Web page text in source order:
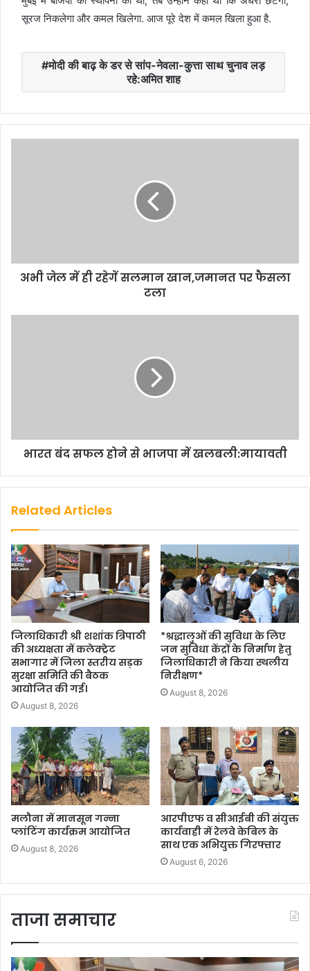
सूरज निकलेगा और कमल खिलेगा. आज पूरे देश में कमल खिला हुआ है.
मोदी की बाढ़ के डर से सांप-नेवला-कुत्ता साथ चुनाव लड़
रहे:अमित शाह
अभी जेल में ही रहेगें सलमान खान,जमानत पर फैसला
टला
भारत बंद सफल होने से भाजपा में खलबली:मायावती
Related Articles
जिलाधिकारी श्री शशांक त्रिपाठी
की अध्यक्षता में कलेक्ट्रेट
सभागार में जिला स्तरीय सड़क
सुरक्षा समिति की बैठक
आयोजित की गई।
August 8, 2026
*श्रद्धालुओं की सुविधा के लिए
जन सुविधा केंद्रों के निर्माण हेतु
जिलाधिकारी ने किया स्थलीय
निरीक्षण*
August 8, 2026
मलौना में मानसून गन्ना
प्लांटिंग कार्यक्रम आयोजित
August 8, 2026
आरपीएफ व सीआईबी की संयुक्त
कार्यवाही में रेलवे केबिल के
साथ एक अभियुक्त गिरफ्तार
August 6, 2026
ताजा समाचार